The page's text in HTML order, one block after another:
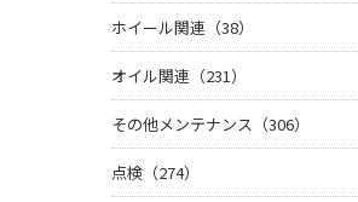
ホイール関連（38）
オイル関連（231）
その他メンテナンス（306）
点検（274）